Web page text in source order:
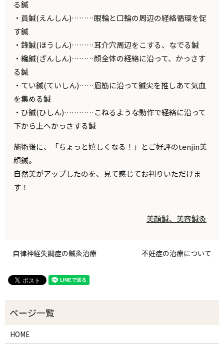
る鍼
・員鍼(えんしん)………眼輪と口輪の周辺の経絡循環を促
す鍼
・鋒鍼(ほうしん)………耳介穴周辺をこする、なでる鍼
・纔鍼(ざんしん)………顔全体の経絡に沿って、かっさす
る鍼
・てい鍼(ていしん)……眉筋に沿って鍼尖を推しあて気血
を集める鍼
・ひ鍼(ひしん)…………こねるような動作で経絡に沿って
下から上へかっさする鍼
施術後に、「ちょっと嬉しくなる！」とご好評のtenjin美
顔鍼。
自然美がアップしたのを、見て感じてお判りいただけま
す！
美顔鍼、美容鍼灸
自律神経失調症の鍼灸治療 不妊症の治療について
HOME